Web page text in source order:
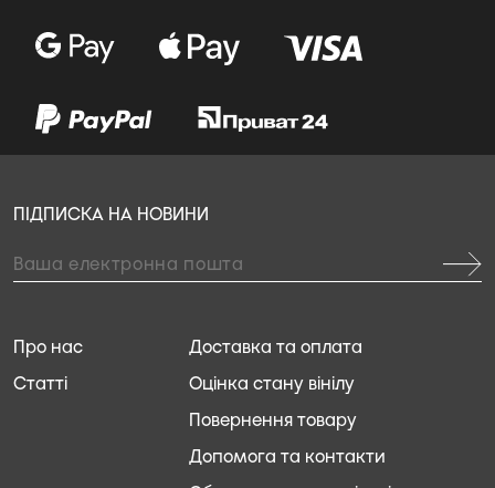
Доставка та оплата
Оцінка стану вінілу
Повернення товару
Допомога та контакти
Про нас
Статті
ПІДПИСКА НА НОВИНИ